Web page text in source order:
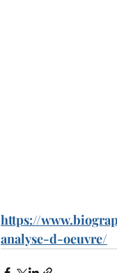
https://
analyse-d-oeuvre/